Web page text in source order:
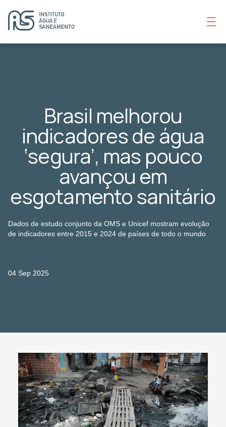
Brasil melhorou
indicadores de água
‘segura’, mas pouco
avançou em
esgotamento sanitário
Dados de estudo conjunto da OMS e Unicef mostram evolução
de indicadores entre 2015 e 2024 de países de todo o mundo
04 Sep 2025